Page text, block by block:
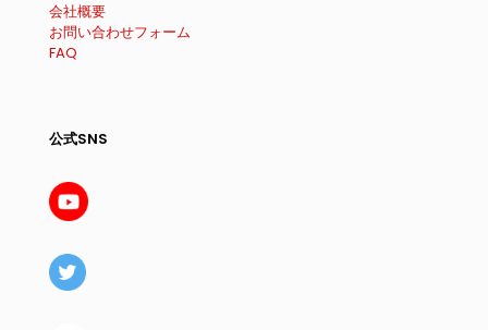
会社概要
お問い合わせフォーム
FAQ
公式SNS